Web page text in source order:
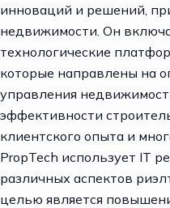
инноваций и решений,
недвижимости. Он
технологические
которые направлены на
управления
эффективности
клиентского опыта и
PropTech использует IT
различных аспектов
целью является